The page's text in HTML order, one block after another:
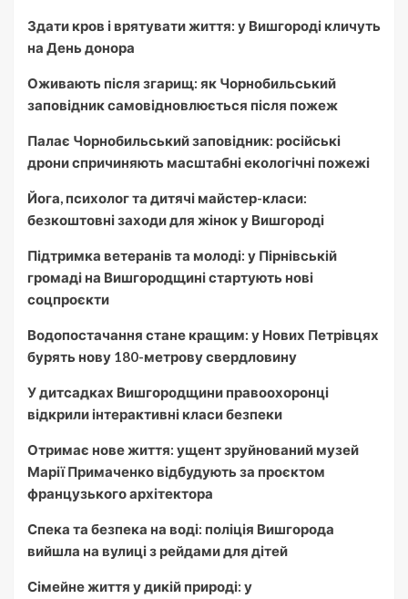
Здати кров і врятувати життя: у Вишгороді кличуть
на День донора
Оживають після згарищ: як Чорнобильський
заповідник самовідновлюється після пожеж
Палає Чорнобильський заповідник: російські
дрони спричиняють масштабні екологічні пожежі
Йога, психолог та дитячі майстер-класи:
безкоштовні заходи для жінок у Вишгороді
Підтримка ветеранів та молоді: у Пірнівській
громаді на Вишгородщині стартують нові
соцпроєкти
Водопостачання стане кращим: у Нових Петрівцях
бурять нову 180-метрову свердловину
У дитсадках Вишгородщини правоохоронці
відкрили інтерактивні класи безпеки
Отримає нове життя: ущент зруйнований музей
Марії Примаченко відбудують за проєктом
французького архітектора
Спека та безпека на воді: поліція Вишгорода
вийшла на вулиці з рейдами для дітей
Сімейне життя у дикій природі: у